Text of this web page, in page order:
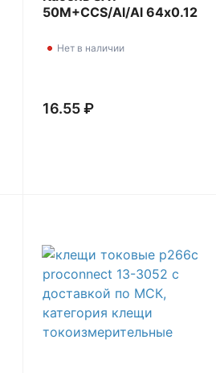
50M+CCS/Al/Al 64х0.12
(м) PROCONNECT 01-
Нет в наличии
16.55 ₽